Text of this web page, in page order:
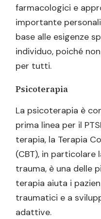
farmacologici e
importante
base alle esigenze
individuo, poiché
per tutti.
Psicoterapia
La psicoterapia è
prima linea per il
terapia, la Terapia
(CBT), in particolare
trauma, è una delle
terapia aiuta i
traumatici e a
adattive.